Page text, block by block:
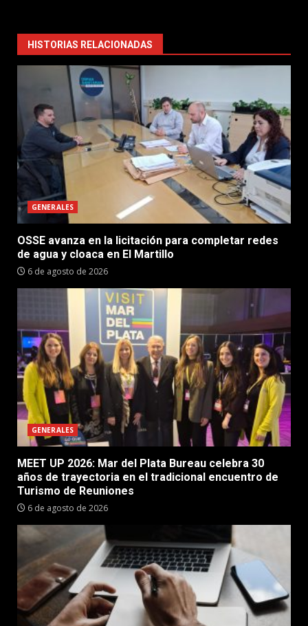
HISTORIAS RELACIONADAS
GENERALES
OSSE avanza en la licitación para completar redes
de agua y cloaca en El Martillo
6 de agosto de 2026
GENERALES
MEET UP 2026: Mar del Plata Bureau celebra 30
años de trayectoria en el tradicional encuentro de
Turismo de Reuniones
6 de agosto de 2026